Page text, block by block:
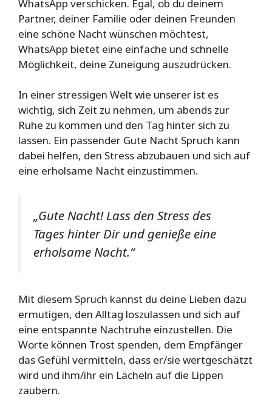
WhatsApp verschicken. Egal, ob du deinem
Partner, deiner Familie oder deinen Freunden
eine schöne Nacht wünschen möchtest,
WhatsApp bietet eine einfache und schnelle
Möglichkeit, deine Zuneigung auszudrücken.
In einer stressigen Welt wie unserer ist es
wichtig, sich Zeit zu nehmen, um abends zur
Ruhe zu kommen und den Tag hinter sich zu
lassen. Ein passender Gute Nacht Spruch kann
dabei helfen, den Stress abzubauen und sich auf
eine erholsame Nacht einzustimmen.
„Gute Nacht! Lass den Stress des
Tages hinter Dir und genieße eine
erholsame Nacht.“
Mit diesem Spruch kannst du deine Lieben dazu
ermutigen, den Alltag loszulassen und sich auf
eine entspannte Nachtruhe einzustellen. Die
Worte können Trost spenden, dem Empfänger
das Gefühl vermitteln, dass er/sie wertgeschätzt
wird und ihm/ihr ein Lächeln auf die Lippen
zaubern.